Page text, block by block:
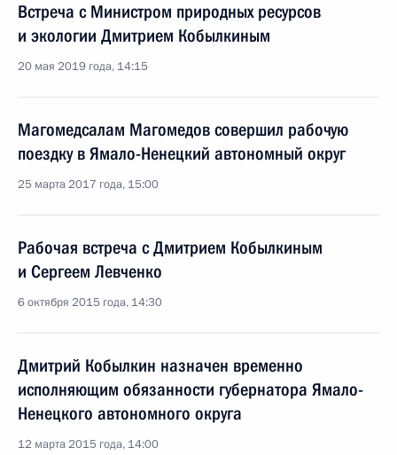
Встреча с Министром природных ресурсов
и экологии Дмитрием Кобылкиным
20 мая 2019 года, 14:15
Магомедсалам Магомедов совершил рабочую
поездку в Ямало-Ненецкий автономный округ
25 марта 2017 года, 15:00
Рабочая встреча с Дмитрием Кобылкиным
и Сергеем Левченко
6 октября 2015 года, 14:30
Дмитрий Кобылкин назначен временно
исполняющим обязанности губернатора Ямало-
Ненецкого автономного округа
12 марта 2015 года, 14:00